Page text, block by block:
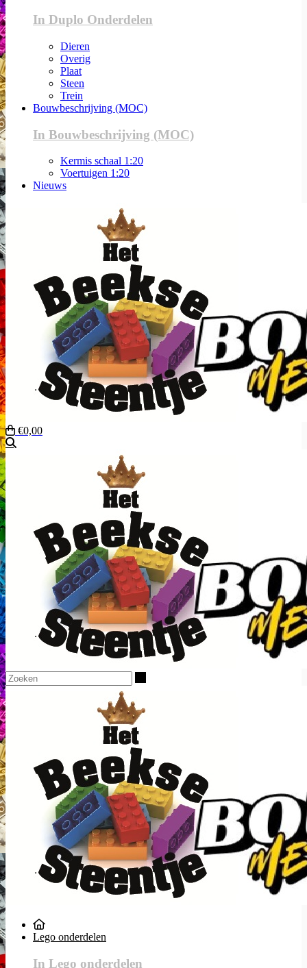
In Duplo Onderdelen
Dieren
Overig
Plaat
Steen
Trein
Bouwbeschrijving (MOC)
In Bouwbeschrijving (MOC)
Kermis schaal 1:20
Voertuigen 1:20
Nieuws
€0,00
Lego onderdelen
In Lego onderdelen